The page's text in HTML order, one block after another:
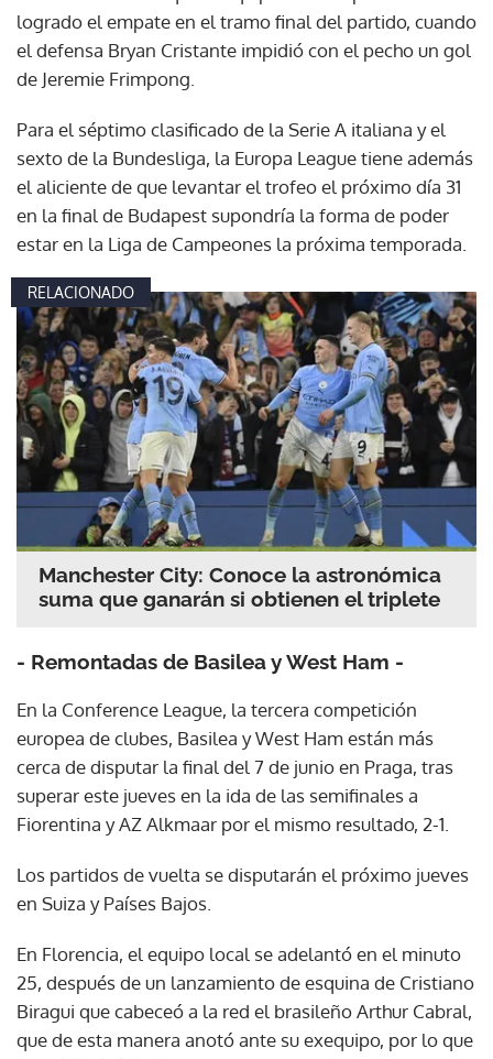
logrado el empate en el tramo final del partido, cuando
el defensa Bryan Cristante impidió con el pecho un gol
de Jeremie Frimpong.
Para el séptimo clasificado de la Serie A italiana y el
sexto de la Bundesliga, la Europa League tiene además
el aliciente de que levantar el trofeo el próximo día 31
en la final de Budapest supondría la forma de poder
estar en la Liga de Campeones la próxima temporada.
RELACIONADO
Manchester City: Conoce la astronómica
suma que ganarán si obtienen el triplete
- Remontadas de Basilea y West Ham -
En la Conference League, la tercera competición
europea de clubes, Basilea y West Ham están más
cerca de disputar la final del 7 de junio en Praga, tras
superar este jueves en la ida de las semifinales a
Fiorentina y AZ Alkmaar por el mismo resultado, 2-1.
Los partidos de vuelta se disputarán el próximo jueves
en Suiza y Países Bajos.
En Florencia, el equipo local se adelantó en el minuto
25, después de un lanzamiento de esquina de Cristiano
Biragui que cabeceó a la red el brasileño Arthur Cabral,
que de esta manera anotó ante su exequipo, por lo que